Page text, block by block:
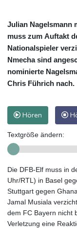
Julian Nagelsmann
muss zum Auftakt
Nationalspieler
Nmecha sind
nominierte
Chris Führich nach.
Hören
Textgröße ändern:
Die DFB-Elf muss in
Uhr/RTL) in Basel
Stuttgart gegen
Jamal Musiala
dem FC Bayern nicht
Verletzung eine